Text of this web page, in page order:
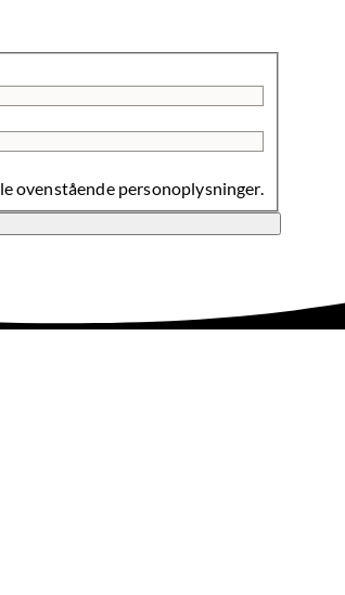
ovenstående personoplysninger.